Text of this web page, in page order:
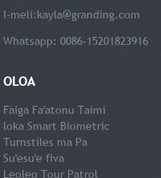
I-meli:kayla@granding.com
Whatsapp: 0086-15201823916
OLOA
Faiga Fa'atonu Taimi
loka Smart Biometric
Turnstiles ma Pa
Su'esu'e fiva
Leoleo Tour Patrol